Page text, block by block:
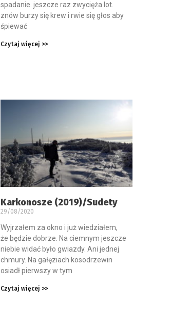
spadanie. jeszcze raz zwycięża lot.
znów burzy się krew i rwie się głos aby
śpiewać
Czytaj więcej >>
Karkonosze (2019)/Sudety
29/08/2020
Wyjrzałem za okno i już wiedziałem,
że będzie dobrze. Na ciemnym jeszcze
niebie widać było gwiazdy. Ani jednej
chmury. Na gałęziach kosodrzewin
osiadł pierwszy w tym
Czytaj więcej >>